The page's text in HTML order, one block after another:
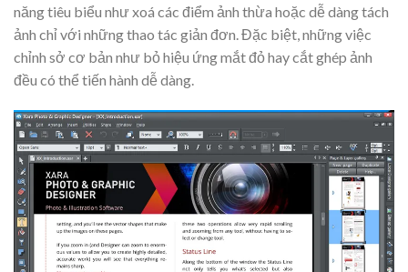
năng tiêu biểu như xoá các điểm ảnh thừa hoặc dễ dàng tách
ảnh chỉ với những thao tác giản đơn. Đặc biệt, những việc
chỉnh sở cơ bản như bỏ hiệu ứng mắt đỏ hay cắt ghép ảnh
đều có thể tiến hành dễ dàng.